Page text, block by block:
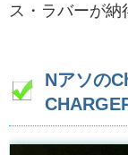
ス・ラバーが納
Nアソの